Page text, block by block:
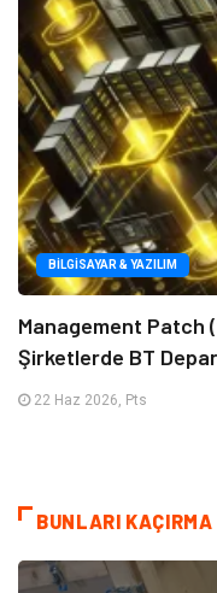
BILGISAYAR & YAZILIM
Management Patch
Şirketlerde BT
22 Haz 2026, Pts
BUNLARI KAÇIRMA